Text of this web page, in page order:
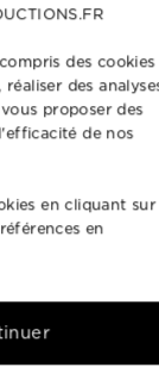
des
des
proposer des
de nos
en cliquant sur
en